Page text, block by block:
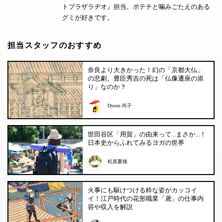
トプラザラヂオ』担当。ポテチと噛みごたえのある
グミが好きです。
担当スタッフのおすすめ
奈良より大きかった！幻の「京都大仏」
の悲劇。豊臣秀吉の死は「仏像遷座の祟
り」なのか？
Dyson 尚子
世田谷区「用賀」の由来って...まさか...！
日本史からふれてみるヨガの世界
松原夏穂
火事にも駆けつける粋な姿がカッコイ
イ！江戸時代の花形職業「鳶」の仕事内
容や収入を解説